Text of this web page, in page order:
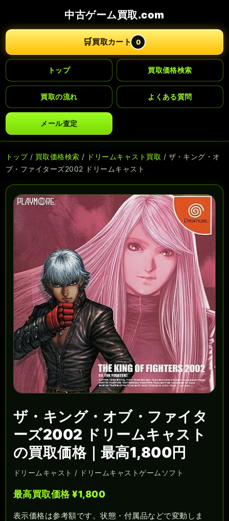
中古ゲーム買取.com
🛒買取カート 0
トップ 買取価格検索
買取の流れ よくある質問
メール査定
トップ/ 買取価格検索 / ドリームキャスト買取 / ザ・キング・オ
ブ・ファイターズ2002 ドリームキャスト
ザ・キング・オブ・ファイタ
ーズ2002 ドリームキャスト
の買取価格｜最高1,800円
ドリームキャスト / ドリームキャストゲームソフト
最高買取価格 ¥1,800
表示価格は参考額です。状態・付属品などで変動しま